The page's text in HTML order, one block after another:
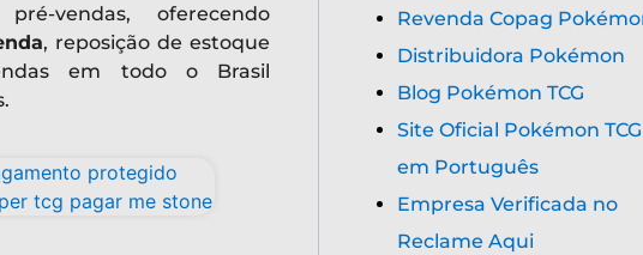
vendas, oferecendo
, reposição de estoque
em todo o Brasil
Revenda Copag
Distribuidora Pokémon
Blog Pokémon TCG
Site Oficial Pokémon TCG
em Português
Empresa Verificada no
Reclame Aqui